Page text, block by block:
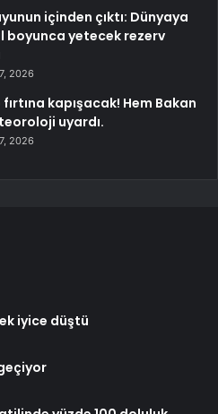
içinden çıktı: Dünyaya
boyunca yetecek rezerv
2026
fırtına kapışacak! Hem Bakan
uyardı.
2026
iyice düştü